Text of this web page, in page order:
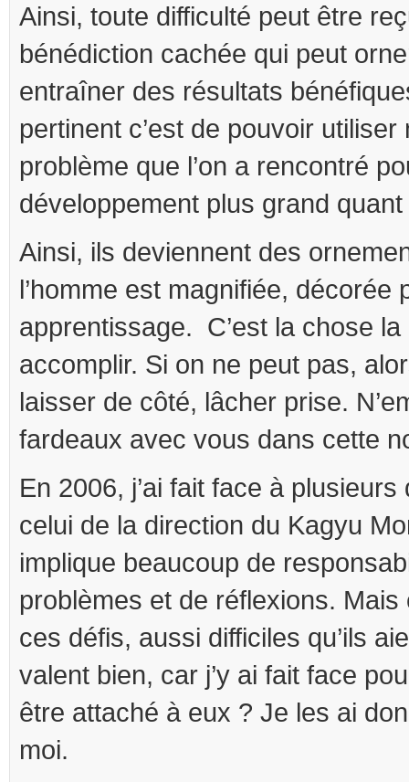
Ainsi, toute difficulté peut être
bénédiction cachée qui peut
entraîner des résultats
pertinent c’est de pouvoir utiliser
problème que l’on a rencontré
développement plus grand quant
Ainsi, ils deviennent des
l’homme est magnifiée, décorée
apprentissage. C’est la chose
accomplir. Si on ne peut pas,
laisser de côté, lâcher prise.
fardeaux avec vous dans cette
En 2006, j’ai fait face à
celui de la direction du Kagyu
implique beaucoup de
problèmes et de réflexions. Mais
ces défis, aussi difficiles qu’ils
valent bien, car j’y ai fait face
être attaché à eux ? Je les ai
moi.